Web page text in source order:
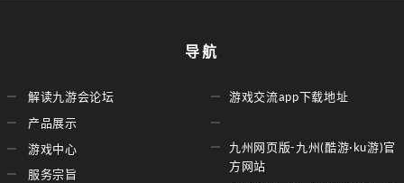
导航
解读九游会论坛
产品展示
游戏中心
服务宗旨
游戏交流app下载地址
九州网页版-九州(酷游·ku游)官
方网站